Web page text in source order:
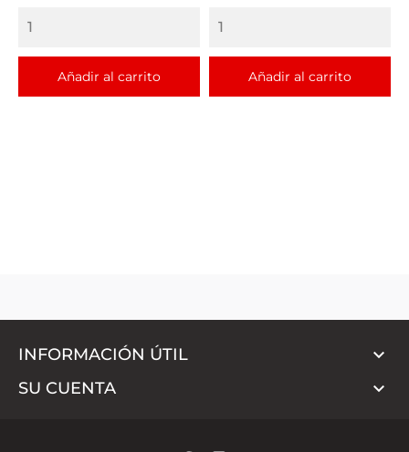
Añadir al carrito Añadir al carrito
INFORMACIÓN ÚTIL 
SU CUENTA 